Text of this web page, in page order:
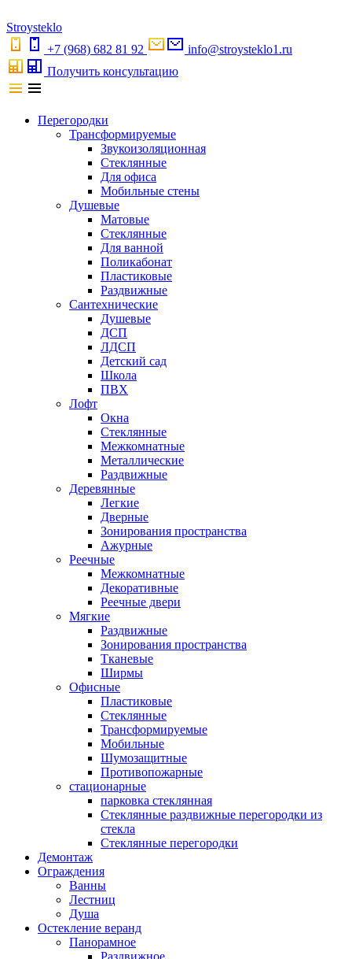
Stroysteklo
+7 (968) 682 81 92
info@stroysteklo1.ru
Получить консультацию
Перегородки
Трансформируемые
Звукоизоляционная
Стеклянные
Для офиса
Мобильные стены
Душевые
Матовые
Стеклянные
Для ванной
Поликабонат
Пластиковые
Раздвижные
Сантехнические
Душевые
ДСП
ЛДСП
Детский сад
Школа
ПВХ
Лофт
Окна
Стеклянные
Межкомнатные
Металлические
Раздвижные
Деревянные
Легкие
Дверные
Зонирования пространства
Ажурные
Реечные
Межкомнатные
Декоративные
Реечные двери
Мягкие
Раздвижные
Зонирования пространства
Тканевые
Ширмы
Офисные
Пластиковые
Стеклянные
Трансформируемые
Мобильные
Шумозащитные
Противопожарные
стационарные
парковка стеклянная
Стеклянные раздвижные перегородки из
стекла
Стеклянные перегородки
Демонтаж
Ограждения
Ванны
Лестниц
Душа
Остекление веранд
Панорамное
Раздвижное